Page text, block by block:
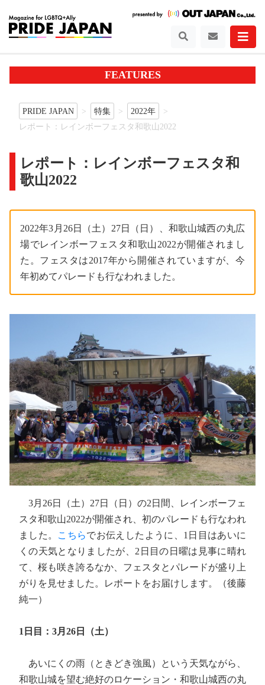
FEATURES
PRIDE JAPAN 特集
2022年
レポート：レインボーフェスタ和歌山2022
レポート：レインボーフェスタ和
歌山2022
2022年3月26日（土）27日（日）、和歌山城西の丸広
場でレインボーフェスタ和歌山2022が開催されまし
た。フェスタは2017年から開催されていますが、今
年初めてパレードも行なわれました。
3月26日（土）27日（日）の2日間、レインボーフェ
スタ和歌山2022が開催され、初のパレードも行なわれ
ました。 こちらでお伝えしたように、1日目はあいに
くの天気となりましたが、2日目の日曜は見事に晴れ
て、桜も咲き誇るなか、フェスタとパレードが盛り上
がりを見せました。レポートをお届けします。（後藤
純一）
1日目：3月26日（土）
あいにくの雨（ときどき強風）という天気ながら、
和歌山城を望む絶好のロケーション・和歌山城西の丸